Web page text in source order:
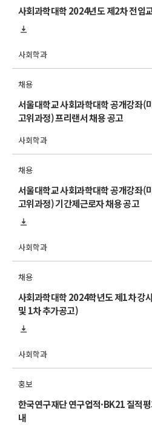
사회과학대학 2024년도 제2차 전임
사회학과
채용
서울대학교 사회과학대학 공개강좌(
고위과정) 프리랜서 채용 공고
사회학과
채용
서울대학교 사회과학대학 공개강좌(미래사회융합설계 최
고위과정) 기간제근로자 채용 공고
사회학과
채용
사회과학대학 2024학년도 제1차 강
및 1차 추가공고)
사회학과
홍보
한국연구재단 연구업적·BK21 질적
내